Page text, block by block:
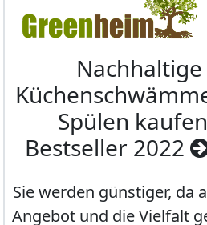
Nachhaltige
Spülen
Bestseller 2022
Sie werden günstiger, da
Angebot und die Vielfalt